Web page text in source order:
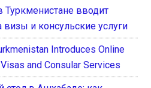
Туркменистане вводит
и консульские услуги
Introduces Online
and Consular Services